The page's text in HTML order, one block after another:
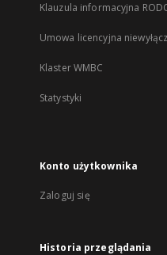
Klauzula informacyjna
Umowa licencyjna
Klaster WMBC
Statystyki
Konto użytkownika
Zaloguj się
Historia przeglądania